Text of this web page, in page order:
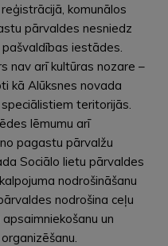
komunālos
pārvaldes nesniedz
iestādes.
nav arī kultūras nozare –
kā Alūksnes novada
teritorijās.
lēmumu arī
pagastu pārvalžu
Sociālo lietu pārvaldes
nodrošināšanu
nodrošina ceļu
un